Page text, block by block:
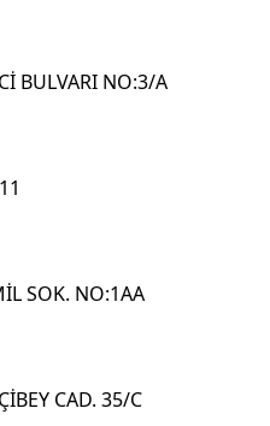
BULVARI NO:3/A
SOK. NO:1AA
CAD. 35/C